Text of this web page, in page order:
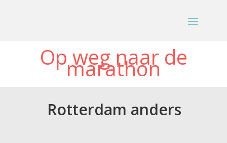
Op weg naar de
marathon
Rotterdam anders